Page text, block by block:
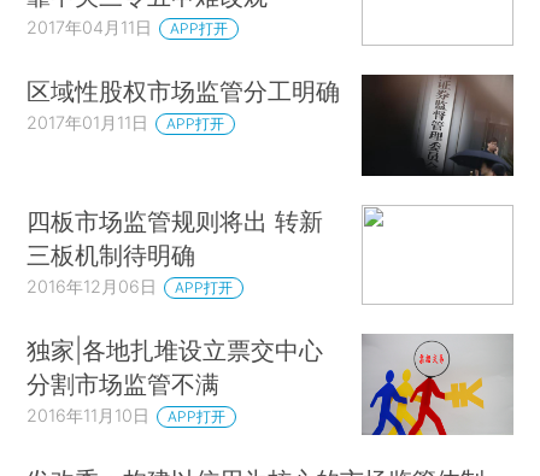
2017年04月11日 APP打开
区域性股权市场监管分工明确
2017年01月11日 APP打开
四板市场监管规则将出 转新
三板机制待明确
2016年12月06日 APP打开
独家|各地扎堆设立票交中心
分割市场监管不满
2016年11月10日 APP打开